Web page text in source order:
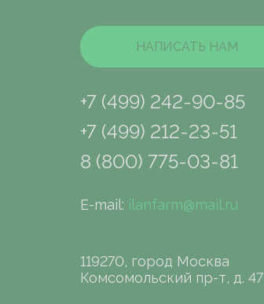
НАПИСАТЬ НАМ
+7 (499) 242-90-85
+7 (499) 212-23-51
8 (800) 775-03-81
E-mail: ilanfarm@mail.ru
119270, город Москва
Комсомольский пр-т, д. 47